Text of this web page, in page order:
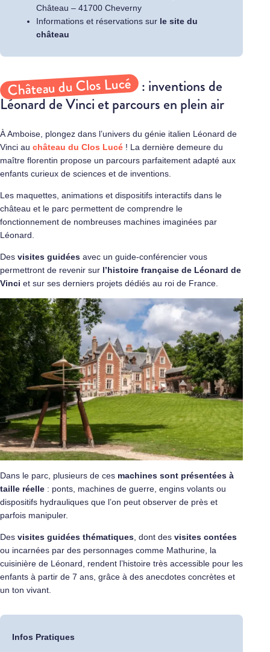
Château – 41700 Cheverny
Informations et réservations sur le site du
château
Château du Clos Lucé : inventions de
Léonard de Vinci et parcours en plein air
À Amboise, plongez dans l’univers du génie italien Léonard de
Vinci au château du Clos Lucé ! La dernière demeure du
maître florentin propose un parcours parfaitement adapté aux
enfants curieux de sciences et de inventions.
Les maquettes, animations et dispositifs interactifs dans le
château et le parc permettent de comprendre le
fonctionnement de nombreuses machines imaginées par
Léonard.
Des visites guidées avec un guide-conférencier vous
permettront de revenir sur l’histoire française de Léonard de
Vinci et sur ses derniers projets dédiés au roi de France.
Dans le parc, plusieurs de ces machines sont présentées à
taille réelle : ponts, machines de guerre, engins volants ou
dispositifs hydrauliques que l’on peut observer de près et
parfois manipuler.
Des visites guidées thématiques , dont des visites contées
ou incarnées par des personnages comme Mathurine, la
cuisinière de Léonard, rendent l’histoire très accessible pour les
enfants à partir de 7 ans, grâce à des anecdotes concrètes et
un ton vivant.
Infos Pratiques